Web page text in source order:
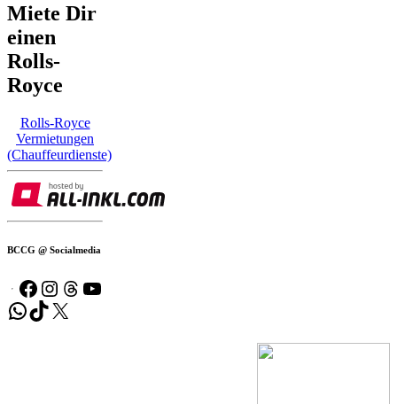
Miete Dir
einen
Rolls-
Royce
Rolls-Royce
Vermietungen
(Chauffeurdienste)
BCCG @ Socialmedia
Facebook
Instagram
Threads
YouTube
WhatsApp
TikTok
X